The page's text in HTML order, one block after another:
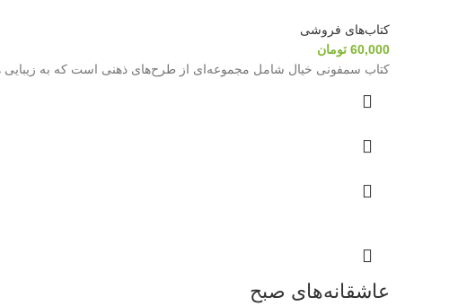
کتاب‌های فروشی
60,000 تومان
کتاب سمفونی خیال شامل مجموعه‌ای از طرح‌های ذهنی است که به زیبایی
عاشقانه‌های صبح